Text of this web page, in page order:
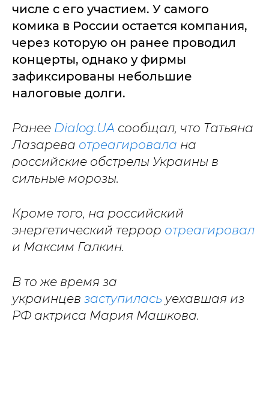
числе с его участием. У самого
комика в России остается компания,
через которую он ранее проводил
концерты, однако у фирмы
зафиксированы небольшие
налоговые долги.
Ранее Dialog.UA сообщал, что Татьяна
Лазарева отреагировала на
российские обстрелы Украины в
сильные морозы.
Кроме того, на российский
энергетический террор отреагировал
и Максим Галкин.
В то же время за
украинцев заступилась уехавшая из
РФ актриса Мария Машкова.